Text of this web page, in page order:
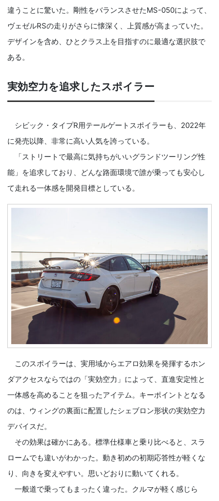
違うことに驚いた。剛性をバランスさせたMS-050によって、
ヴェゼルRSの走りがさらに懐深く、上質感が高まっていた。
デザインを含め、ひとクラス上を目指すのに最適な選択肢で
ある。
実効空力を追求したスポイラー
シビック・タイプR用テールゲートスポイラーも、2022年
に発売以降、非常に高い人気を誇っている。
「ストリートで最高に気持ちがいいグランドツーリング性
能」を追求しており、どんな路面環境で誰が乗っても安心し
て走れる一体感を開発目標としている。
このスポイラーは、実用域からエアロ効果を発揮するホン
ダアクセスならではの「実効空力」によって、直進安定性と
一体感を高めることを狙ったアイテム。キーポイントとなる
のは、ウィングの裏面に配置したシェブロン形状の実効空力
デバイスだ。
その効果は確かにある。標準仕様車と乗り比べると、スラ
ロームでも違いがわかった。動き初めの初期応答性が軽くな
り、向きを変えやすい。思いどおりに動いてくれる。
一般道で乗ってもまったく違った。クルマが軽く感じら